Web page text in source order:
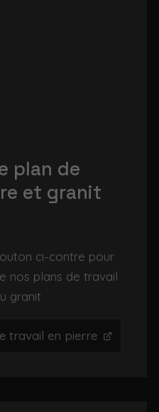
plan de
et granit
ci-contre pour
nos plans de travail
granit
travail en pierre